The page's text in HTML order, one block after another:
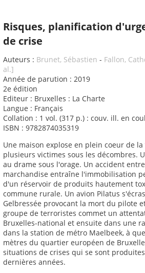
Risques, planification
de crise
Auteurs : Brunet, Sébastien - Fallon,
al.]
Année de parution : 2019
2e édition
Editeur : Bruxelles : La Charte
Langue : Français
Collation : 1 vol. (317 p.) : couv. ill. en
ISBN : 9782874035319
Une maison explose en plein coeur de
plusieurs victimes sous les décombres.
au drame sous l'orage. Un accident
marchandise entraîne l'immobilisation
d'un réservoir de produits hautement
commune rurale. Un avion Pilatus
Gelbressée provocant la mort du pilote
groupe de terroristes commet un
Bruxelles-national et ensuite dans une
dans la station de métro Maelbeek, à
mètres du quartier européen de
situations de crises qui se sont
dernières années.